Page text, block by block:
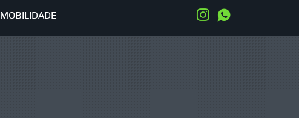
MOBILIDADE Instagram